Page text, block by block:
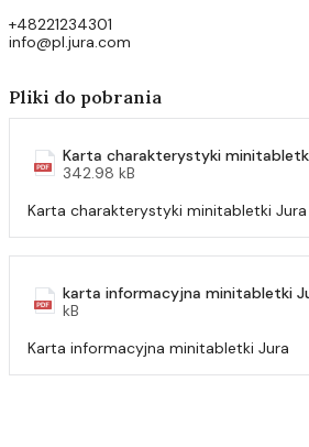
+48221234301
info@pl.jura.com
Pliki do pobrania
Karta charakterystyki
342.98 kB
Karta charakterystyki minitabletki Jura
karta informacyjna minitabletki
kB
Karta informacyjna minitabletki Jura